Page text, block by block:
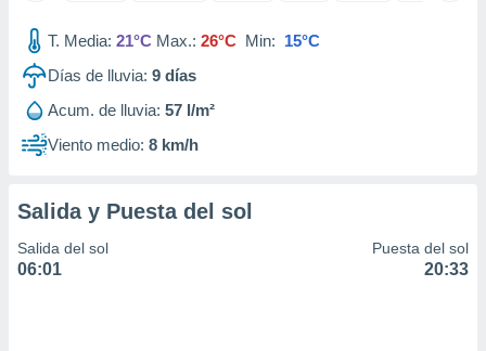
utilizar
crear un
uso de
contenido
medir el
la
el
T. Media: 21°C Max.: 26°C Min: 15°C
Días de lluvia: 9 días
Acum. de lluvia: 57 l/m²
Viento medio: 8 km/h
Salida y Puesta del sol
Salida del sol
06:01
Puesta del sol
20:33